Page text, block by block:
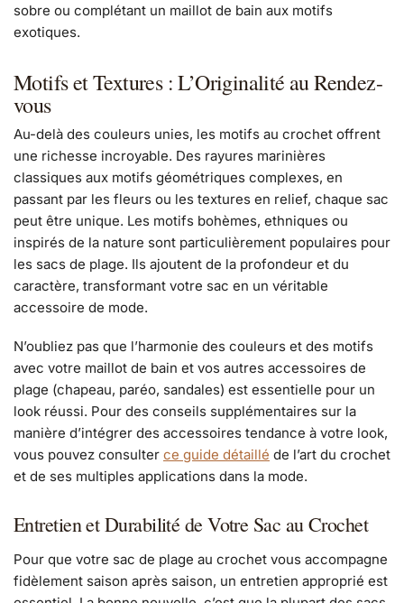
sobre ou complétant un maillot de bain aux motifs
exotiques.
Motifs et Textures : L’Originalité au Rendez-
vous
Au-delà des couleurs unies, les motifs au crochet offrent
une richesse incroyable. Des rayures marinières
classiques aux motifs géométriques complexes, en
passant par les fleurs ou les textures en relief, chaque sac
peut être unique. Les motifs bohèmes, ethniques ou
inspirés de la nature sont particulièrement populaires pour
les sacs de plage. Ils ajoutent de la profondeur et du
caractère, transformant votre sac en un véritable
accessoire de mode.
N’oubliez pas que l’harmonie des couleurs et des motifs
avec votre maillot de bain et vos autres accessoires de
plage (chapeau, paréo, sandales) est essentielle pour un
look réussi. Pour des conseils supplémentaires sur la
manière d’intégrer des accessoires tendance à votre look,
vous pouvez consulter ce guide détaillé de l’art du crochet
et de ses multiples applications dans la mode.
Entretien et Durabilité de Votre Sac au Crochet
Pour que votre sac de plage au crochet vous accompagne
fidèlement saison après saison, un entretien approprié est